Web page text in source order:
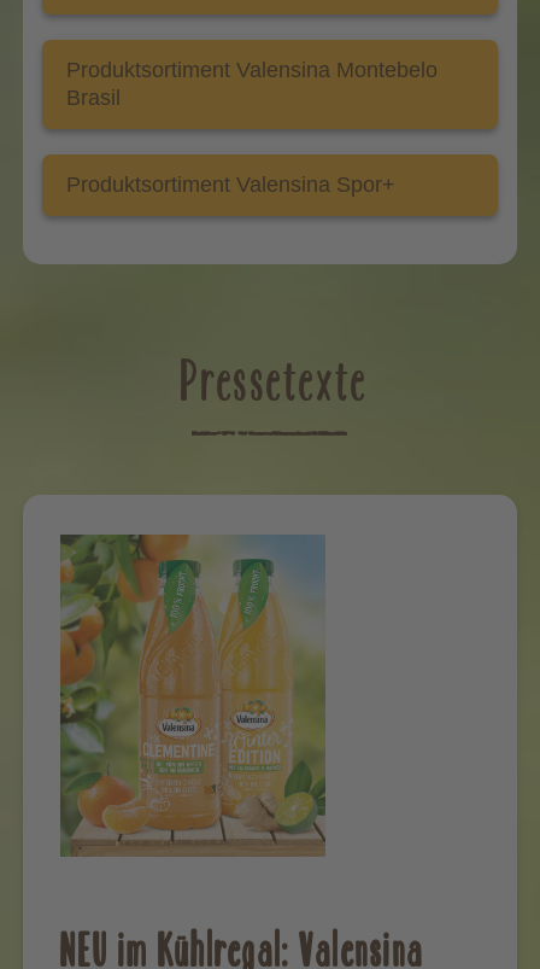
Produktsortiment Valensina Montebelo
Brasil
Produktsortiment Valensina Spor+
Pressetexte
NEU im Kühlregal: Valensina